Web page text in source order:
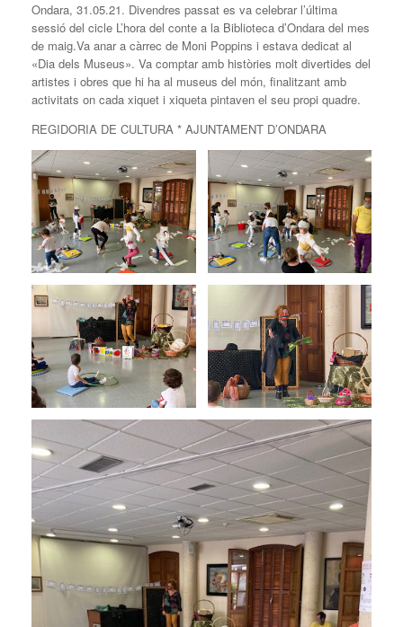
Ondara, 31.05.21. Divendres passat es va celebrar l’última
sessió del cicle L’hora del conte a la Biblioteca d’Ondara del mes
de maig.Va anar a càrrec de Moni Poppins i estava dedicat al
«Dia dels Museus». Va comptar amb històries molt divertides del
artistes i obres que hi ha al museus del món, finalitzant amb
activitats on cada xiquet i xiqueta pintaven el seu propi quadre.
REGIDORIA DE CULTURA * AJUNTAMENT D’ONDARA